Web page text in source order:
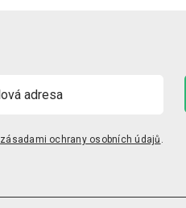
zásadami ochrany osobních údajů